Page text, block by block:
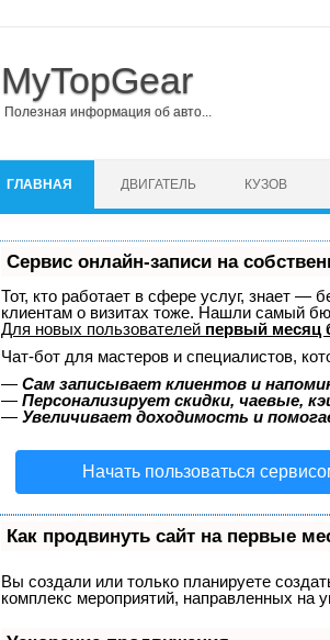
MyTopGear
Полезная информация об авто...
ГЛАВНАЯ ДВИГАТЕЛЬ КУЗОВ
Сервис онлайн-записи на
Тот, кто работает в сфере услуг, знает —
клиентам о визитах тоже. Нашли самый
Для новых пользователей первый месяц
Чат-бот для мастеров и специалистов,
— Сам записывает клиентов и
— Персонализирует скидки, чаевые,
— Увеличивает доходимость и
Начать пользоваться
Как продвинуть сайт на первые
Вы создали или только планируете
комплекс мероприятий, направленных на